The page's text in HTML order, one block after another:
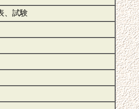
、試験